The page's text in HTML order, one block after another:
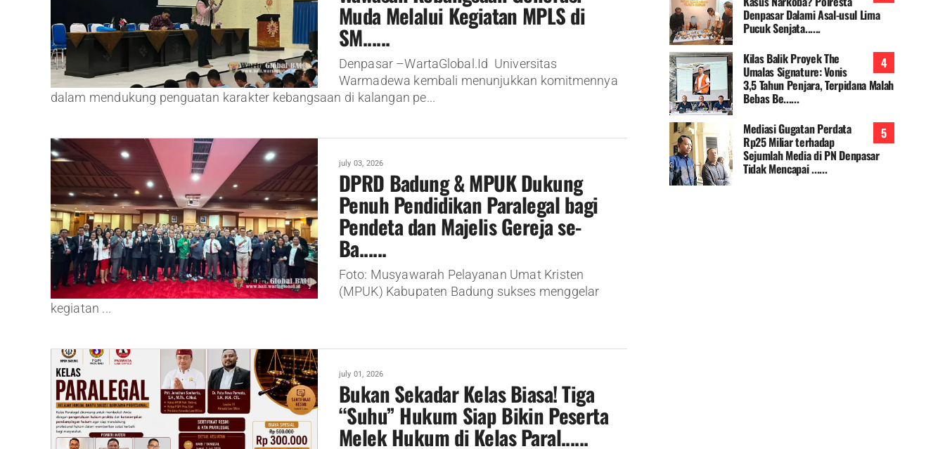
Muda Melalui Kegiatan MPLS di
SM......
Denpasar –WartaGlobal.Id Universitas
Warmadewa kembali menunjukkan komitmennya
dalam mendukung penguatan karakter kebangsaan di kalangan pe...
july 03, 2026
DPRD Badung & MPUK Dukung
Penuh Pendidikan Paralegal bagi
Pendeta dan Majelis Gereja se-
Ba......
Foto: Musyawarah Pelayanan Umat Kristen
(MPUK) Kabupaten Badung sukses menggelar
kegiatan ...
july 01, 2026
Bukan Sekadar Kelas Biasa! Tiga
“Suhu” Hukum Siap Bikin Peserta
Melek Hukum di Kelas Paral......
Denpasar Dalami Asal-usul Lima
Pucuk Senjata......
Kilas Balik Proyek The
Umalas Signature: Vonis
3,5 Tahun Penjara, Terpidana Malah
Bebas Be......
Mediasi Gugatan Perdata
Rp25 Miliar terhadap
Sejumlah Media di PN Denpasar
Tidak Mencapai ......